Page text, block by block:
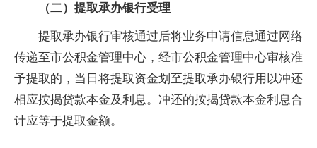
（二）提取承办银行受理
提取承办银行审核通过后将业务申请信息通过网络
传递至市公积金管理中心，经市公积金管理中心审核准
予提取的，当日将提取资金划至提取承办银行用以冲还
相应按揭贷款本金及利息。冲还的按揭贷款本金利息合
计应等于提取金额。